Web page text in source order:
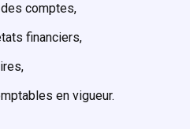
comptes,
financiers,
en vigueur.